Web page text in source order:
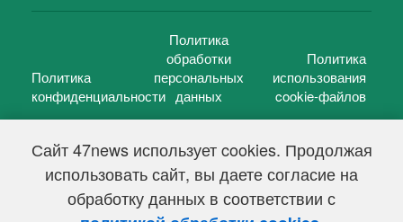
Сайт 47news использует cookies. Продолжая
использовать сайт, вы даете согласие на
обработку данных в соответствии с
Политика
конфиденциальности
Политика
обработки
персональных
данных
Политика
использования
cookie-файлов
47 новостей (47 news)2005 — 2026 г.
Свидетельство о регистрации СМИ Эл № ФС 77-39848, выдано
Федеральной службой по надзору в сфере связи,